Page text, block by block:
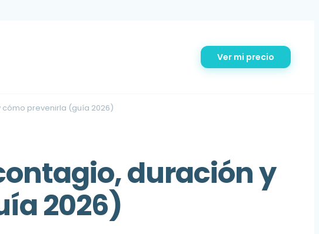
Ver mi precio
prevenirla (guía 2026)
duración y
2026)